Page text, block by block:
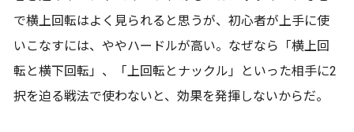
で横上回転はよく見られると思うが、初心者が上手に使
いこなすには、ややハードルが高い。なぜなら「横上回
転と横下回転」、「上回転とナックル」といった相手に2
択を迫る戦法で使わないと、効果を発揮しないからだ。